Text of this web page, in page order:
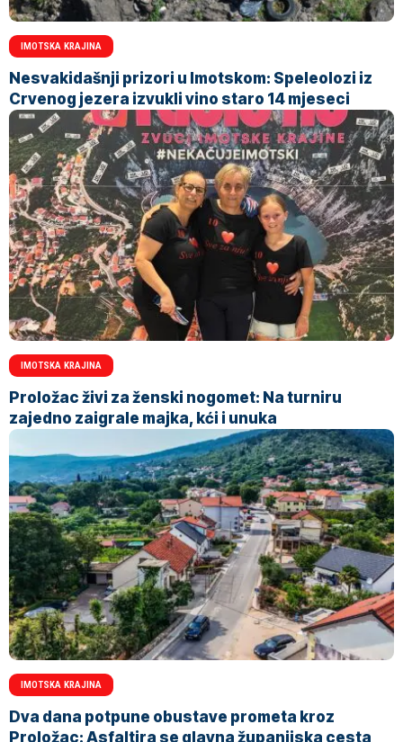
IMOTSKA KRAJINA
Nesvakidašnji prizori u Imotskom: Speleolozi iz
Crvenog jezera izvukli vino staro 14 mjeseci
IMOTSKA KRAJINA
Proložac živi za ženski nogomet: Na turniru
zajedno zaigrale majka, kći i unuka
IMOTSKA KRAJINA
Dva dana potpune obustave prometa kroz
Proložac: Asfaltira se glavna županijska cesta